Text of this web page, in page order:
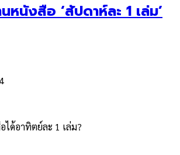
หนังสือ ‘สัปดาห์ละ 1 เล่ม’
ได้อาทิตย์ละ 1 เล่ม?